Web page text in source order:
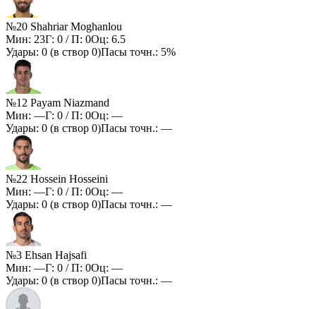
№20 Shahriar Moghanlou
Мин: 23Г: 0 / П: 0Оц: 6.5
Удары: 0 (в створ 0)Пасы точн.: 5%
№12 Payam Niazmand
Мин: —Г: 0 / П: 0Оц: —
Удары: 0 (в створ 0)Пасы точн.: —
№22 Hossein Hosseini
Мин: —Г: 0 / П: 0Оц: —
Удары: 0 (в створ 0)Пасы точн.: —
№3 Ehsan Hajsafi
Мин: —Г: 0 / П: 0Оц: —
Удары: 0 (в створ 0)Пасы точн.: —